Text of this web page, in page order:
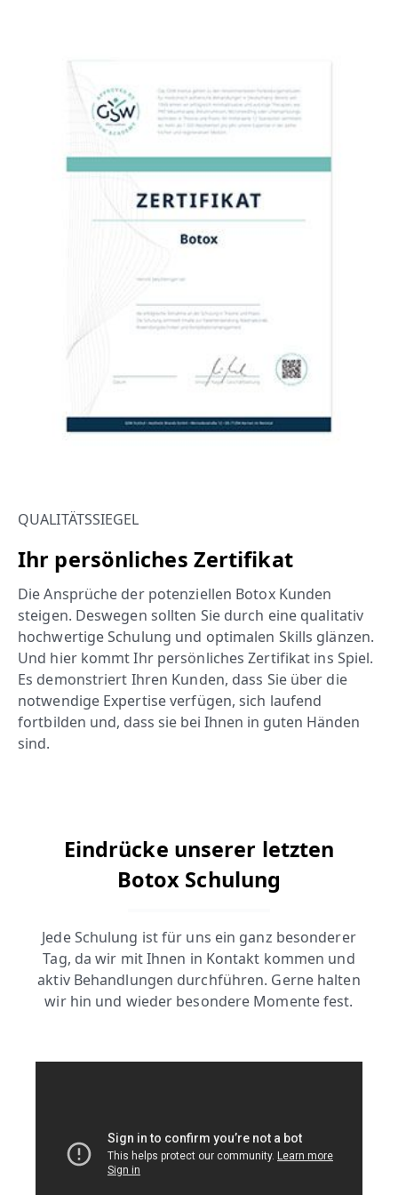
schnellstmögliche Kontaktaufnahme unter
schulungen@gsw-institut.de. Wir versuchen
gemeinsam eine Lösung und einen
QUALITÄTSSIEGEL
Ihr persönliches Zertifikat
Die Ansprüche der potenziellen Botox Kunden
steigen. Deswegen sollten Sie durch eine qualitativ
hochwertige Schulung und optimalen Skills glänzen.
Und hier kommt Ihr persönliches Zertifikat ins Spiel.
Es demonstriert Ihren Kunden, dass Sie über die
notwendige Expertise verfügen, sich laufend
fortbilden und, dass sie bei Ihnen in guten Händen
sind.
Eindrücke unserer letzten
Botox Schulung
Jede Schulung ist für uns ein ganz besonderer
Tag, da wir mit Ihnen in Kontakt kommen und
aktiv Behandlungen durchführen. Gerne halten
wir hin und wieder besondere Momente fest.